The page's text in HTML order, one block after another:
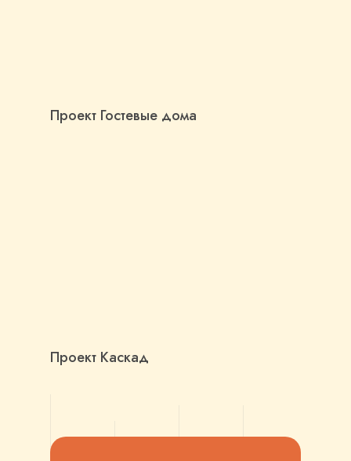
Проект Гостевые дома
Проект Каскад